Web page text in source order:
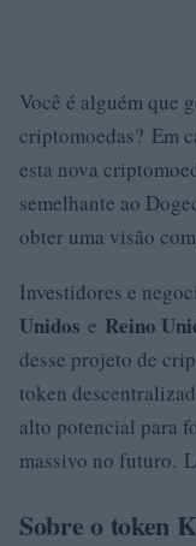
Você é alguém que
criptomoedas? Em
esta nova
semelhante ao
obter uma visão
Investidores e
Unidos e Reino
desse projeto de
token
alto potencial para
massivo no futuro.
Sobre o token